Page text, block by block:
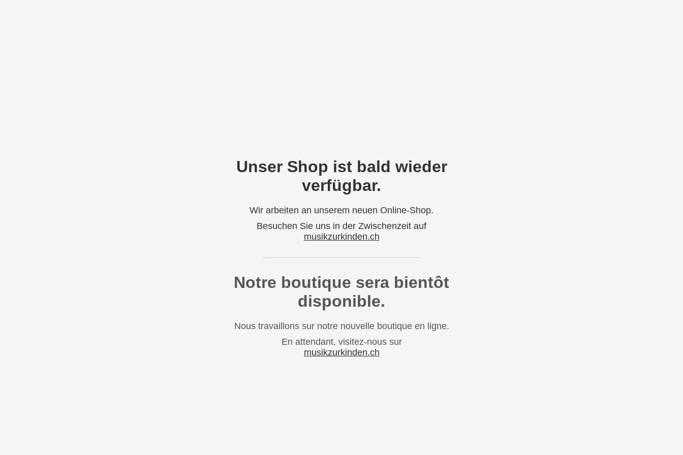
Unser Shop ist bald wieder
verfügbar.
Wir arbeiten an unserem neuen Online-Shop.
Besuchen Sie uns in der Zwischenzeit auf
musikzurkinden.ch
Notre boutique sera bientôt
disponible.
Nous travaillons sur notre nouvelle boutique en ligne.
En attendant, visitez-nous sur
musikzurkinden.ch